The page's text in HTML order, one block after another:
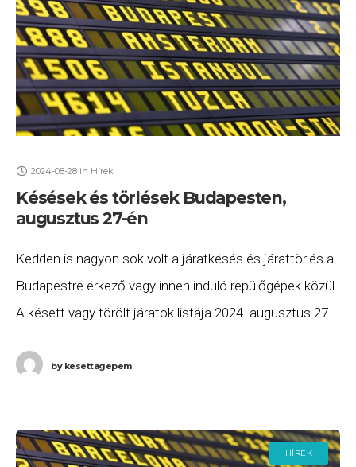
2024-08-28 in Hírek
Késések és törlések Budapesten,
augusztus 27-én
Kedden is nagyon sok volt a járatkésés és járattörlés a
Budapestre érkező vagy innen induló repülőgépek közül.
A késett vagy törölt járatok listája 2024. augusztus 27-
bykesettagepem
HÍREK